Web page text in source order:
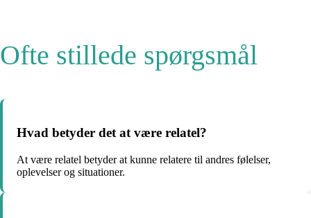
Ofte stillede spørgsmål
Hvad betyder det at være relatel?
At være relatel betyder at kunne relatere til andres følelser,
oplevelser og situationer.